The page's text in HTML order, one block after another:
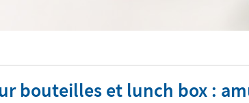
bouteilles et lunch box :